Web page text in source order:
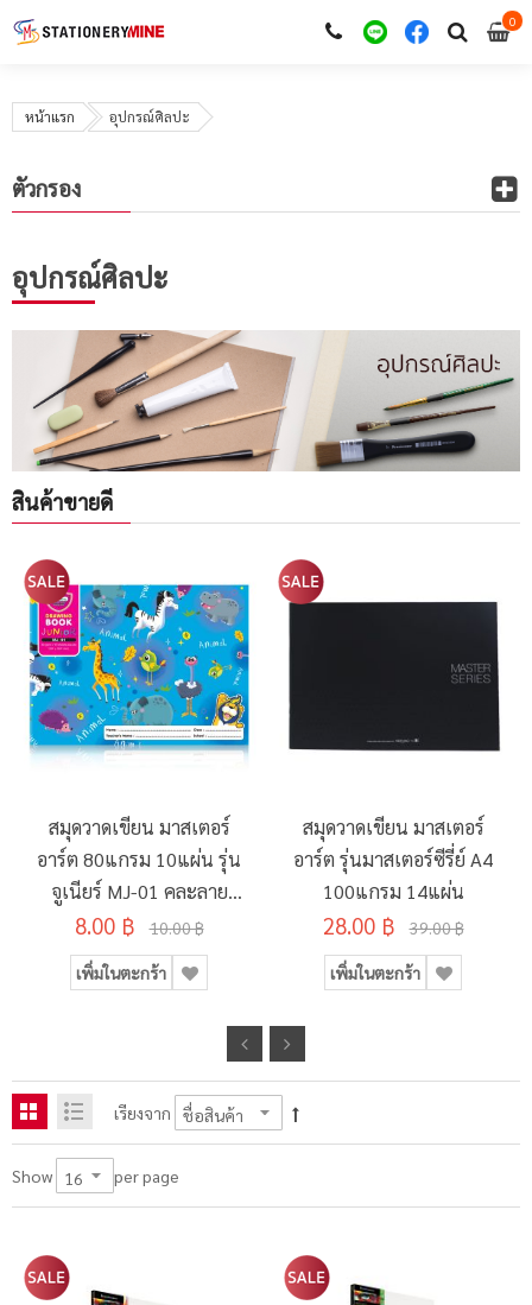
00
หน้าแรก อุปกรณ์ศิลปะ
อุปกรณ์ศิลปะ
สินค้าขายดี
สมุดวาดเขียน มาสเตอร์
อาร์ต 80แกรม 10แผ่น รุ่น
จูเนียร์ MJ-01 คละลาย
190x260มม.
8.00 ฿ 10.00 ฿
เพิ่มในตะกร้า
สมุดวาดเขียน มาสเตอร์
อาร์ต รุ่นมาสเตอร์ซีรี่ย์ A4
100แกรม 14แผ่น
28.00 ฿ 39.00 ฿
เพิ่มในตะกร้า
เรียงจาก
Show per page
ตัวกรอง